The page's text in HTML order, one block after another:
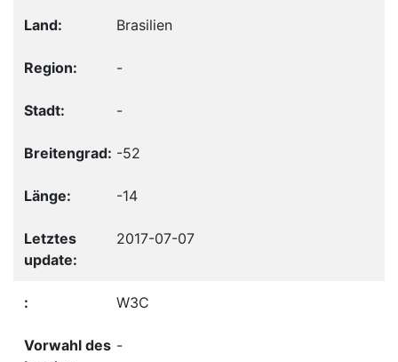
Brasilien
-
-
-52
-14
2017-07-07
W3C
-